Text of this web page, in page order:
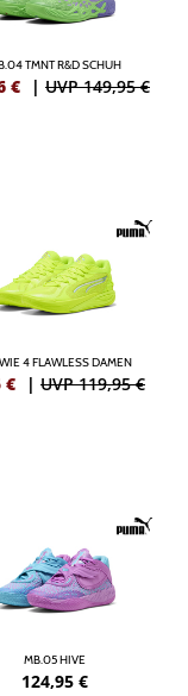
TMNT R&D SCHUH
€ | UVP 149,95 €
4 FLAWLESS DAMEN
€ | UVP 119,95 €
MB.05 HIVE
124,95 €